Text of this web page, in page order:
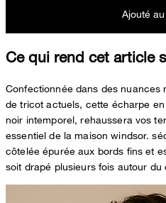
Ajouté
Ce qui rend cet article
Confectionnée dans des nuances
de tricot actuels, cette écharpe
noir intemporel, rehaussera vos
essentiel de la maison windsor.
côtelée épurée aux bords fins et
soit drapé plusieurs fois autour